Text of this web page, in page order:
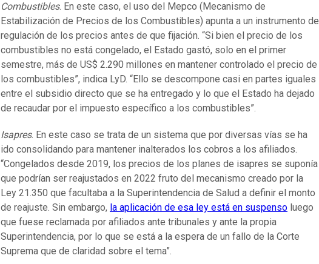
Combustibles. En este caso, el uso del Mepco (Mecanismo de
Estabilización de Precios de los Combustibles) apunta a un instrumento de
regulación de los precios antes de que fijación. “Si bien el precio de los
combustibles no está congelado, el Estado gastó, solo en el primer
semestre, más de US$ 2.290 millones en mantener controlado el precio de
los combustibles”, indica LyD. “Ello se descompone casi en partes iguales
entre el subsidio directo que se ha entregado y lo que el Estado ha dejado
de recaudar por el impuesto específico a los combustibles”.
Isapres. En este caso se trata de un sistema que por diversas vías se ha
ido consolidando para mantener inalterados los cobros a los afiliados.
“Congelados desde 2019, los precios de los planes de isapres se suponía
que podrían ser reajustados en 2022 fruto del mecanismo creado por la
Ley 21.350 que facultaba a la Superintendencia de Salud a definir el monto
de reajuste. Sin embargo, la aplicación de esa ley está en suspenso luego
que fuese reclamada por afiliados ante tribunales y ante la propia
Superintendencia, por lo que se está a la espera de un fallo de la Corte
Suprema que de claridad sobre el tema”.